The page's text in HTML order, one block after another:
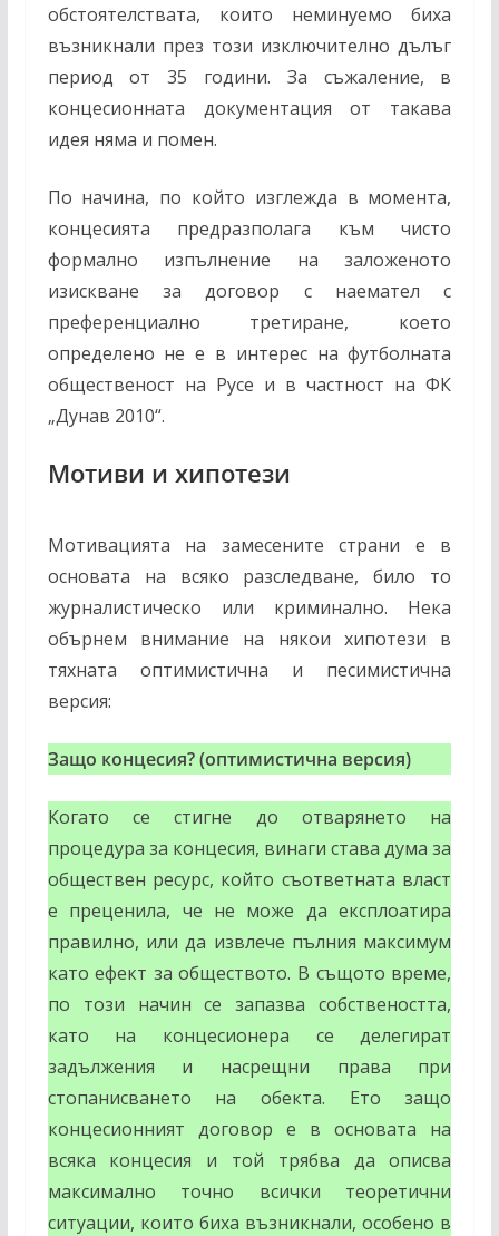
обстоятелствата, които неминуемо биха
възникнали през този изключително дълъг
период от 35 години. За съжаление, в
концесионната документация от такава
идея няма и помен.
По начина, по който изглежда в момента,
концесията предразполага към чисто
формално изпълнение на заложеното
изискване за договор с наемател с
преференциално третиране, което
определено не е в интерес на футболната
общественост на Русе и в частност на ФК
„Дунав 2010“.
Мотиви и хипотези
Мотивацията на замесените страни е в
основата на всяко разследване, било то
журналистическо или криминално. Нека
обърнем внимание на някои хипотези в
тяхната оптимистична и песимистична
версия:
Защо концесия? (оптимистична версия)
Когато се стигне до отварянето на
процедура за концесия, винаги става дума за
обществен ресурс, който съответната власт
е преценила, че не може да експлоатира
правилно, или да извлече пълния максимум
като ефект за обществото. В същото време,
по този начин се запазва собствеността,
като на концесионера се делегират
задължения и насрещни права при
стопанисването на обекта. Ето защо
концесионният договор е в основата на
всяка концесия и той трябва да описва
максимално точно всички теоретични
ситуации, които биха възникнали, особено в